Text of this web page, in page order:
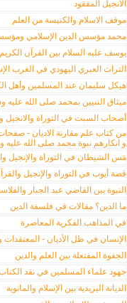
الانجيل المفقود
موقف الاسلام والكنيسة من العلم
محمد مؤسس الدين الإسلامي
يوسف عليه السلام بين القرآن الكريم
التراث العبري اليهودي في الغرب
هيكل سليمان عند المسلمين وأهل
ميثاق النبيين بمحمد صلى الله عليه
أصحاب السبت في التوراة والانجيل
من كتاب علم مقارنة الاديان - صفحات
و انكارهم نبوة محمد صلى الله عليه
مَس الشيطان في التوراة والإنجيل
قصة أيوب في التوراة والإنجيل
النبوة بين القاضي عبد الجبار
ما الدين؟ مقالات في فلسفة الدين
في المذاهب الفكرية المعاصرة
الإنسان في ظل الأديان - المعتقدات
الجفوة المفتعلة بين العلم والدين
جهود علماء المسلمين في نقد
الديانة اليزيدية بين الإسلام والمانوية